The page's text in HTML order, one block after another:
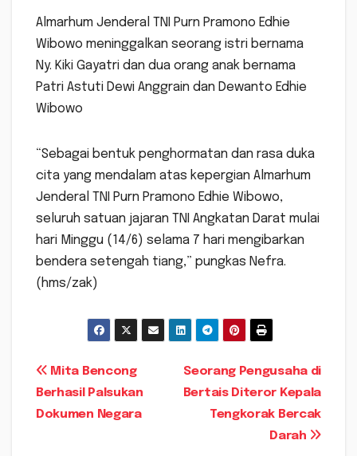
Almarhum Jenderal TNI Purn Pramono Edhie
Wibowo meninggalkan seorang istri bernama
Ny. Kiki Gayatri dan dua orang anak bernama
Patri Astuti Dewi Anggrain dan Dewanto Edhie
Wibowo
“Sebagai bentuk penghormatan dan rasa duka
cita yang mendalam atas kepergian Almarhum
Jenderal TNI Purn Pramono Edhie Wibowo,
seluruh satuan jajaran TNI Angkatan Darat mulai
hari Minggu (14/6) selama 7 hari mengibarkan
bendera setengah tiang,” pungkas Nefra.
(hms/zak)
Navigasi
pos
Seorang Pengusaha di
Bertais Diteror Kepala
Tengkorak Bercak
Darah
Mita Bencong
Berhasil Palsukan
Dokumen Negara